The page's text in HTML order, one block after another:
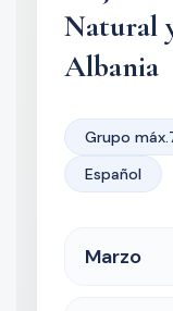
Natural
Albania
Grupo
Español
Marzo